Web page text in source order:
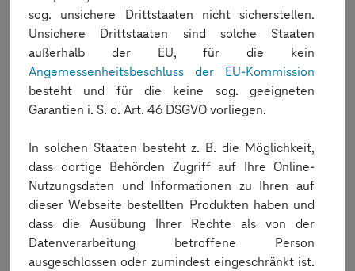
Jetzt kostenlos starten
DIE FUNKTIONEN DER MOBILE DEVICE
FLEXIBLE BUSINESS-FLAT ENTERPRISE-FLAT
Nutzungsdauer 5 Stunden unbegrenzt unbegrenzt
Prepaid monatlich monatlich
sog. unsichere Drittstaaten nicht sicherstellen.
Unsichere Drittstaaten sind solche Staaten
außerhalb der EU, für die kein
Angemessenheitsbeschluss der EU-Kommission
besteht und für die keine sog. geeigneten
Garantien i. S. d. Art. 46 DSGVO vorliegen.
In solchen Staaten besteht z. B. die Möglichkeit,
dass dortige Behörden Zugriff auf Ihre Online-
Nutzungsdaten und Informationen zu Ihren auf
dieser Webseite bestellten Produkten haben und
dass die Ausübung Ihrer Rechte als von der
Datenverarbeitung betroffene Person
ausgeschlossen oder zumindest eingeschränkt ist.